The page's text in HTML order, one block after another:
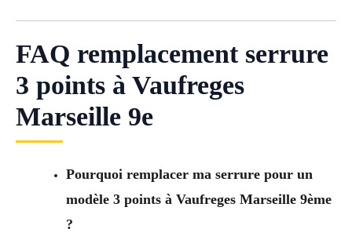
FAQ remplacement serrure
3 points à Vaufreges
Marseille 9e
Pourquoi remplacer ma serrure pour un
modèle 3 points à Vaufreges Marseille 9ème
?